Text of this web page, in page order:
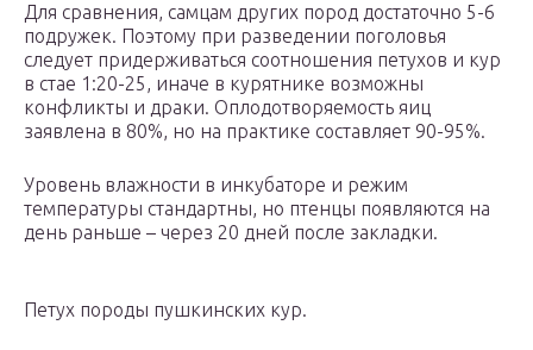
Для сравнения, самцам других пород достаточно 5-6
подружек. Поэтому при разведении поголовья
следует придерживаться соотношения петухов и кур
в стае 1:20-25, иначе в курятнике возможны
конфликты и драки. Оплодотворяемость яиц
заявлена в 80%, но на практике составляет 90-95%.
Уровень влажности в инкубаторе и режим
температуры стандартны, но птенцы появляются на
день раньше – через 20 дней после закладки.
Петух породы пушкинских кур.